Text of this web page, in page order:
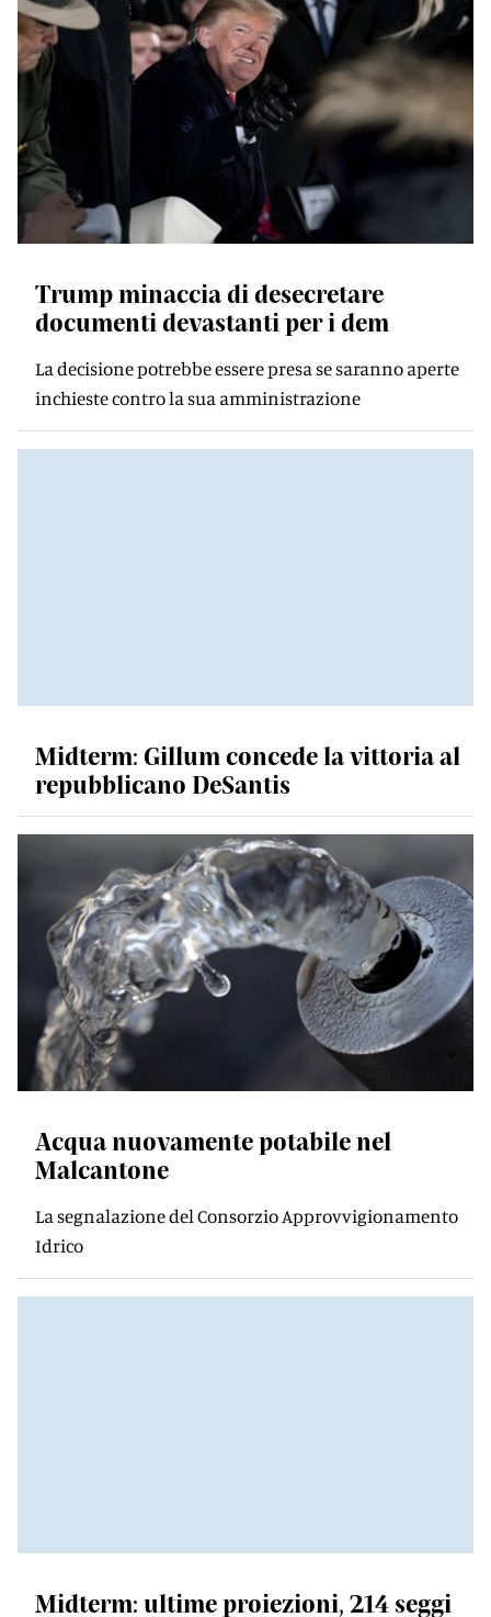
Trump minaccia di desecretare
documenti devastanti per i dem
La decisione potrebbe essere presa se saranno aperte
inchieste contro la sua amministrazione
Midterm: Gillum concede la vittoria al
repubblicano DeSantis
Acqua nuovamente potabile nel
Malcantone
La segnalazione del Consorzio Approvvigionamento
Idrico
Midterm: ultime proiezioni, 214 seggi